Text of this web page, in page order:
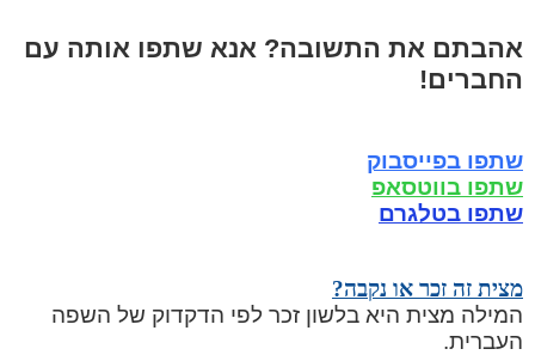
אהבתם את התשובה? אנא שתפו אותה עם
החברים!
שתפו בפייסבוק
שתפו בווטסאפ
שתפו בטלגרם
מצית זה זכר או נקבה?
המילה מצית היא בלשון זכר לפי הדקדוק של השפה
העברית.